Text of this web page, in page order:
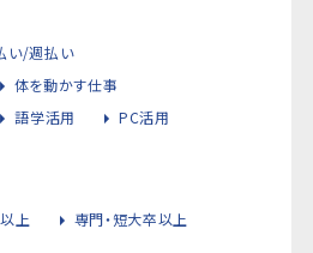
い/週払い
体を動かす仕事
語学活用
PC活用
上
専門・短大卒以上